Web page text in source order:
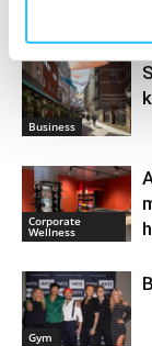
Business
Corporate
Wellness
Gym